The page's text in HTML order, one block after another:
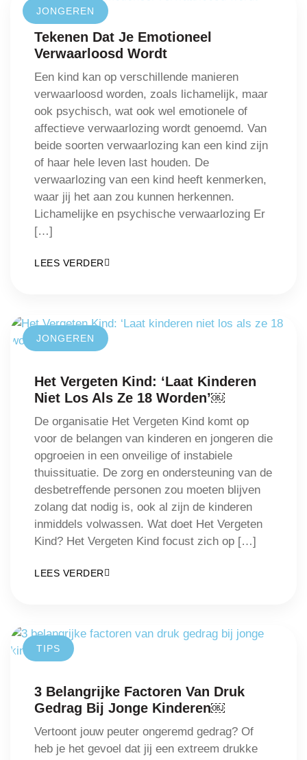
JONGEREN
Tekenen Dat Je Emotioneel
Verwaarloosd Wordt
Een kind kan op verschillende manieren
verwaarloosd worden, zoals lichamelijk, maar
ook psychisch, wat ook wel emotionele of
affectieve verwaarlozing wordt genoemd. Van
beide soorten verwaarlozing kan een kind zijn
of haar hele leven last houden. De
verwaarlozing van een kind heeft kenmerken,
waar jij het aan zou kunnen herkennen.
Lichamelijke en psychische verwaarlozing Er
[…]
LEES VERDER
JONGEREN
Het Vergeten Kind: ‘Laat Kinderen
Niet Los Als Ze 18 Worden’￼
De organisatie Het Vergeten Kind komt op
voor de belangen van kinderen en jongeren die
opgroeien in een onveilige of instabiele
thuissituatie. De zorg en ondersteuning van de
desbetreffende personen zou moeten blijven
zolang dat nodig is, ook al zijn de kinderen
inmiddels volwassen. Wat doet Het Vergeten
Kind? Het Vergeten Kind focust zich op […]
LEES VERDER
TIPS
3 Belangrijke Factoren Van Druk
Gedrag Bij Jonge Kinderen￼
Vertoont jouw peuter ongeremd gedrag? Of
heb je het gevoel dat jij een extreem drukke